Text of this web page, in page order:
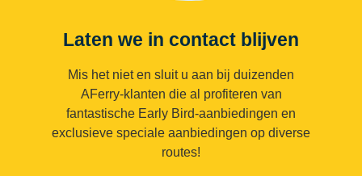
Laten we in contact blijven
Mis het niet en sluit u aan bij duizenden
AFerry-klanten die al profiteren van
fantastische Early Bird-aanbiedingen en
exclusieve speciale aanbiedingen op diverse
routes!